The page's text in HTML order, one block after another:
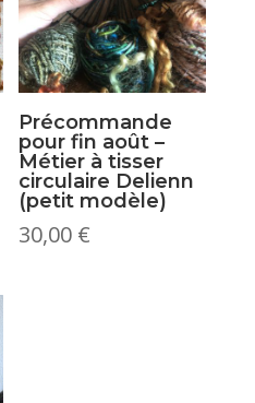
Précommande
pour fin août –
Métier à tisser
circulaire Delienn
(petit modèle)
30,00 €